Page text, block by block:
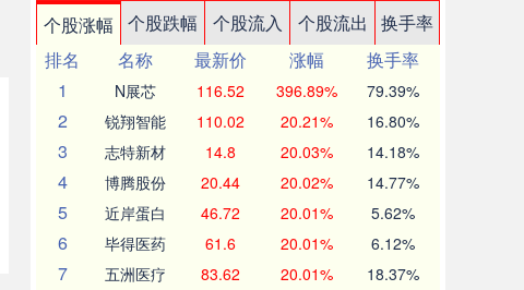
个股涨幅 个股跌幅 个股流入 个股流出
换手率
排名
名称 最新价 涨幅
换手率
1
N展芯 116.52 396.89% 79.39%
2 锐翔智能 110.02 20.21% 16.80%
3 志特新材 14.8 20.03% 14.18%
4 博腾股份 20.44 20.02% 14.77%
5 近岸蛋白 46.72 20.01% 5.62%
6 毕得医药 61.6 20.01% 6.12%
7 五洲医疗 83.62 20.01% 18.37%